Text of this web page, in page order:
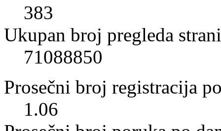
383
Ukupan broj pregleda
71088850
Prosečni broj registracija
1.06